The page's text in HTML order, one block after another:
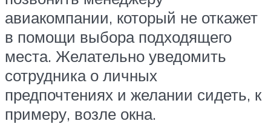
авиакомпании, который не откажет
в помощи выбора подходящего
места. Желательно уведомить
сотрудника о личных
предпочтениях и желании сидеть, к
примеру, возле окна.